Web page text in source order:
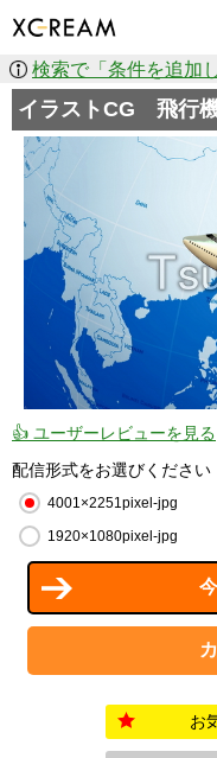
イラストCG 飛行
👍 ユーザーレビューを見る
配信形式をお選びください
4001×2251pixel-jpg
1920×1080pixel-jpg
お